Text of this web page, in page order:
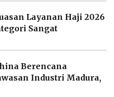
Layanan Haji 2026
Sangat
Berencana
Industri Madura,